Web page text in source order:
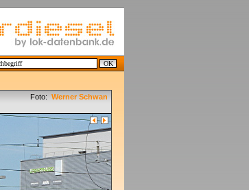
Foto: Werner Schwan